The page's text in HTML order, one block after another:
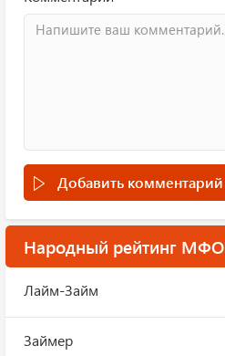
Добавить комментарий
Народный рейтинг МФО
Лайм-Займ
Займер